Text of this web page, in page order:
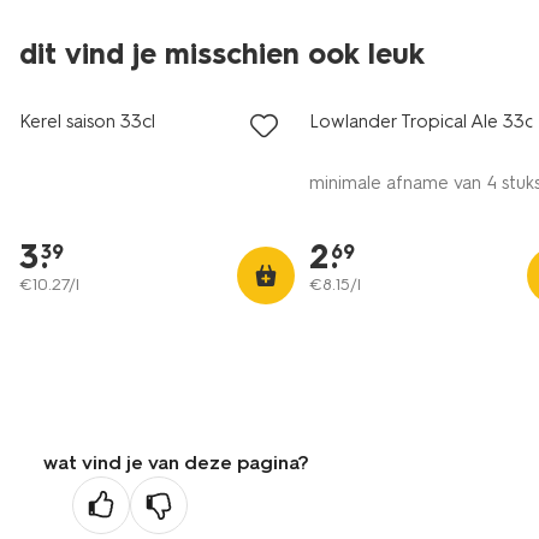
dit vind je misschien ook leuk
vegan
Kerel saison 33cl
3.
39
€10.27/l
vegan
Lowlander Tropical Ale 33cl
minimale afname van 4
2.
69
€8.15/l
wat vind je van deze pagina?